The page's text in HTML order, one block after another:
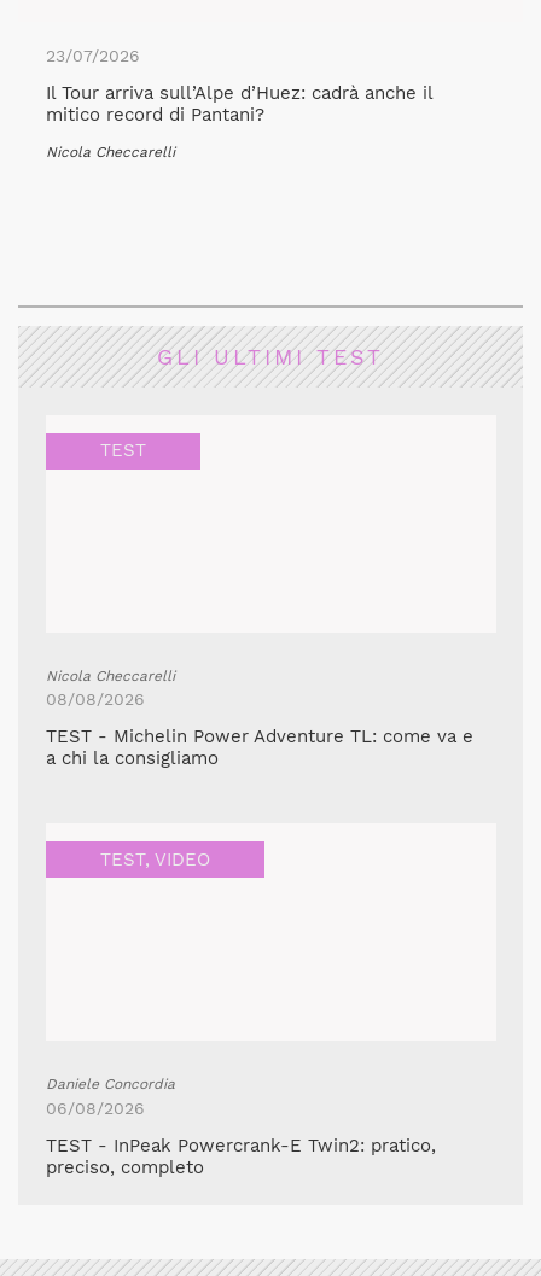
23/07/2026
Il Tour arriva sull’Alpe d’Huez: cadrà anche il
mitico record di Pantani?
Nicola Checcarelli
GLI ULTIMI TEST
TEST
Nicola Checcarelli
08/08/2026
TEST - Michelin Power Adventure TL: come va e
a chi la consigliamo
TEST, VIDEO
Daniele Concordia
06/08/2026
TEST - InPeak Powercrank-E Twin2: pratico,
preciso, completo